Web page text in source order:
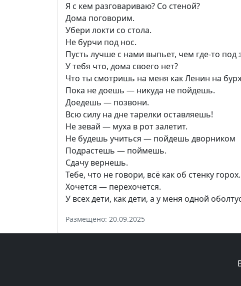
Я с кем разговариваю? Со стеной?
Дома поговорим.
Убери локти со стола.
Не бурчи под нос.
Пусть лучше с нами выпьет, чем где-то под
У тебя что, дома своего нет?
Что ты смотришь на меня как Ленин на
Пока не доешь — никуда не пойдешь.
Доедешь — позвони.
Всю силу на дне тарелки оставляешь!
Не зевай — муха в рот залетит.
Не будешь учиться — пойдешь дворником
Подрастешь — поймешь.
Сдачу вернешь.
Тебе, что не говори, всё как об стенку горох.
Хочется — перехочется.
У всех дети, как дети, а у меня одной
Размещено: 20.09.2025